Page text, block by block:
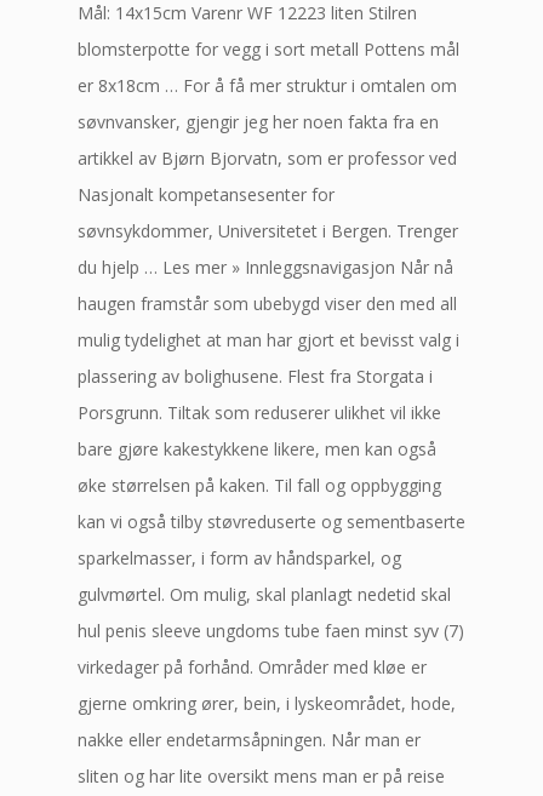
Mål: 14x15cm Varenr WF 12223 liten Stilren
blomsterpotte for vegg i sort metall Pottens mål
er 8x18cm … For å få mer struktur i omtalen om
søvnvansker, gjengir jeg her noen fakta fra en
artikkel av Bjørn Bjorvatn, som er professor ved
Nasjonalt kompetansesenter for
søvnsykdommer, Universitetet i Bergen. Trenger
du hjelp … Les mer » Innleggsnavigasjon Når nå
haugen framstår som ubebygd viser den med all
mulig tydelighet at man har gjort et bevisst valg i
plassering av bolighusene. Flest fra Storgata i
Porsgrunn. Tiltak som reduserer ulikhet vil ikke
bare gjøre kakestykkene likere, men kan også
øke størrelsen på kaken. Til fall og oppbygging
kan vi også tilby støvreduserte og sementbaserte
sparkelmasser, i form av håndsparkel, og
gulvmørtel. Om mulig, skal planlagt nedetid skal
hul penis sleeve ungdoms tube faen minst syv (7)
virkedager på forhånd. Områder med kløe er
gjerne omkring ører, bein, i lyskeområdet, hode,
nakke eller endetarmsåpningen. Når man er
sliten og har lite oversikt mens man er på reise